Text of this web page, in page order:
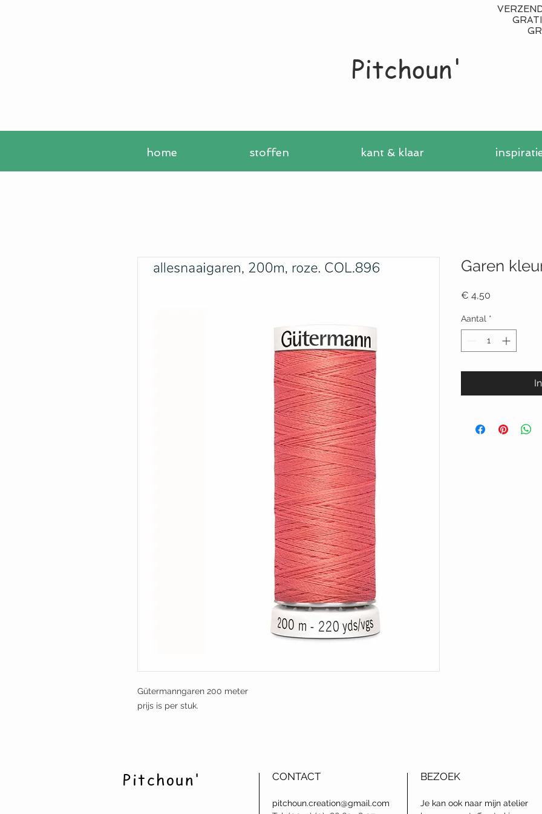
Pitchoun'
home stoffen kant & klaar
Gütermanngaren 200 meter
prijs is per stuk.
Garen
€ 4,50
Aantal *
Pitchoun' CONTACT
pitchoun.creation@gmail.com
BEZOEK
Je kan ook naar mijn atelier